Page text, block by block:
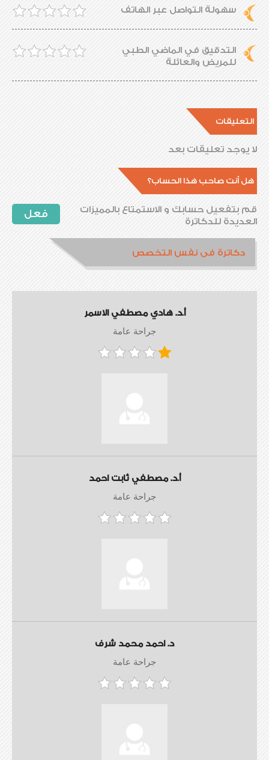
سهولة التواصل عبر الهاتف
التدقيق في الماضي الطبي
للمريض والعائلة
التعليقات
لا يوجد تعليقات بعد
هل أنت صاحب هذا الحساب؟
فعل
قم بتفعيل حسابك و الاستمتاع بالمميزات
العديدة للدكاترة
دكاترة فى نفس التخصص
أ.د. هادي مصطفي الاسمر
جراحة عامة
أ.د. مصطفي ثابت احمد
جراحة عامة
د. احمد محمد شرف
جراحة عامة